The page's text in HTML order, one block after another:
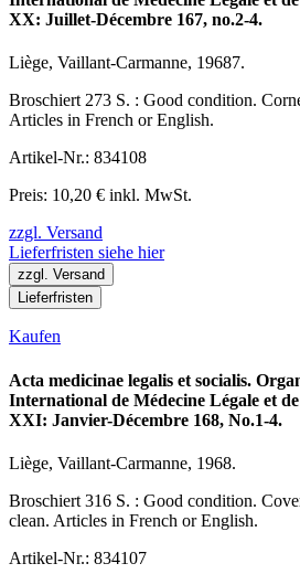
XX: Juillet-Décembre 167, no.2-4.
Liège, Vaillant-Carmanne, 19687.
Broschiert 273 S. : Good condition.
Articles in French or English.
Artikel-Nr.: 834108
Preis: 10,20 € inkl. MwSt.
zzgl. Versand
Lieferfristen siehe hier
zzgl. Versand
Lieferfristen
Kaufen
Acta medicinae legalis et socialis.
International de Médecine Légale et
XXI: Janvier-Décembre 168, No.1-4.
Liège, Vaillant-Carmanne, 1968.
Broschiert 316 S. : Good condition.
clean. Articles in French or English.
Artikel-Nr.: 834107